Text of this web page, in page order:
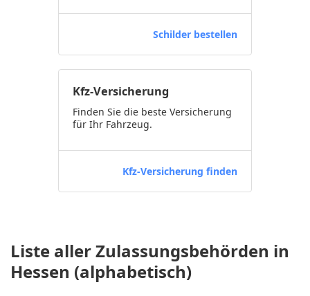
Schilder bestellen
Kfz-Versicherung
Finden Sie die beste Versicherung
für Ihr Fahrzeug.
Kfz-Versicherung finden
Liste aller Zulassungsbehörden in
Hessen (alphabetisch)